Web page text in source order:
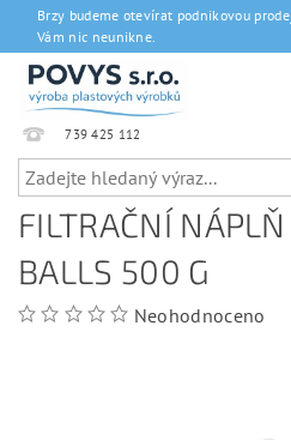
Brzy budeme otevírat podnikovou
Vám nic neunikne.
739 425 112
FILTRAČNÍ
BALLS 500 G
Neohodnoceno